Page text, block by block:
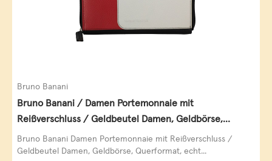
Bruno Banani
Bruno Banani / Damen Portemonnaie mit
Reißverschluss / Geldbeutel Damen, Geldbörse,
Querformat, echt Leder, black/white/red
Bruno Banani Damen Portemonnaie mit Reißverschluss /
Geldbeutel Damen, Geldbörse, Querformat, echt...